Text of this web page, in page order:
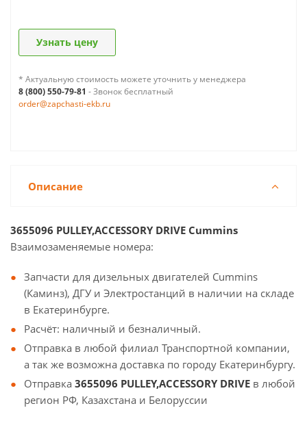
Узнать цену
* Актуальную стоимость можете уточнить у менеджера
8 (800) 550-79-81 - Звонок бесплатный
order@zapchasti-ekb.ru
Описание
3655096 PULLEY,ACCESSORY DRIVE Cummins
Взаимозаменяемые номера:
Запчасти для дизельных двигателей Cummins
(Каминз), ДГУ и Электростанций в наличии на складе
в Екатеринбурге.
Расчёт: наличный и безналичный.
Отправка в любой филиал Транспортной компании,
а так же возможна доставка по городу Екатеринбургу.
Отправка 3655096 PULLEY,ACCESSORY DRIVE в любой
регион РФ, Казахстана и Белоруссии